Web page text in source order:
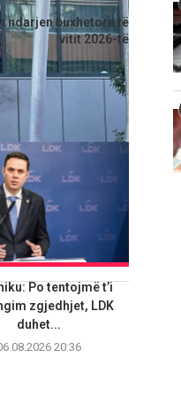
ndarjen buxhetore të
vitit 2026-të
Po tentojmë t’i
zgjedhjet, LDK
duhet...
20:36